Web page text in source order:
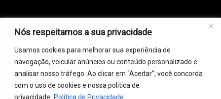
Nós respeitamos a sua privacidade
Usamos cookies para melhorar sua experiência de
navegação, veicular anúncios ou conteúdo personalizado e
analisar nosso tráfego. Ao clicar em “Aceitar”, você concorda
com o uso de cookies e nossa politica de
privacidade. Politica de Privacidade
Ao acessar este site, você concorda com nossos
Termos de Uso e Política de Privacidade. Este site
pode conter links patrocinados, incluindo do Google